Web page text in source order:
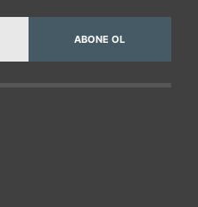
ABONE OL